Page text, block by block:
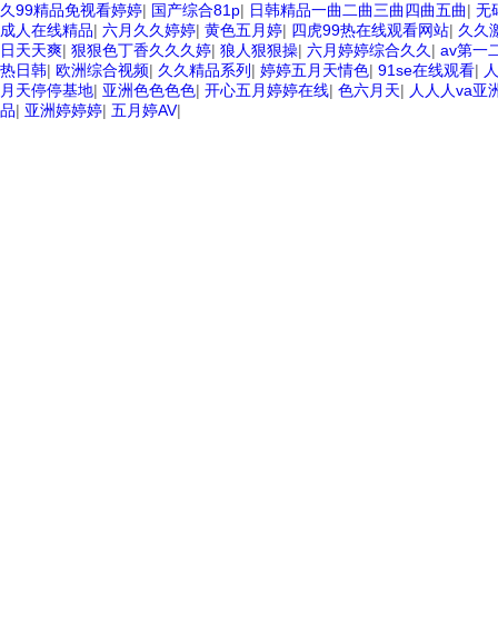
久99精品免视看婷婷| 国产综合81p| 日韩精品一曲二曲三曲四曲五曲| 无
成人在线精品| 六月久久婷婷| 黄色五月婷| 四虎99热在线观看网站| 久久
日天天爽| 狠狠色丁香久久久婷| 狼人狠狠操| 六月婷婷综合久久 | av第一
热日韩| 欧洲综合视频| 久久精品系列 | 婷婷五月天情色| 91se在线观看|
月天停停基地| 亚洲色色色色| 开心五月婷婷在线| 色六月天| 人人人va亚
品| 亚洲婷婷婷| 五月婷AV|